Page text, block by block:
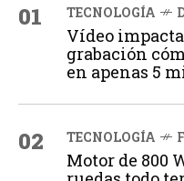
01 TECNOLOGÍA
Vídeo
grabación
en apenas 5
02 TECNOLOGÍA
Motor de 800